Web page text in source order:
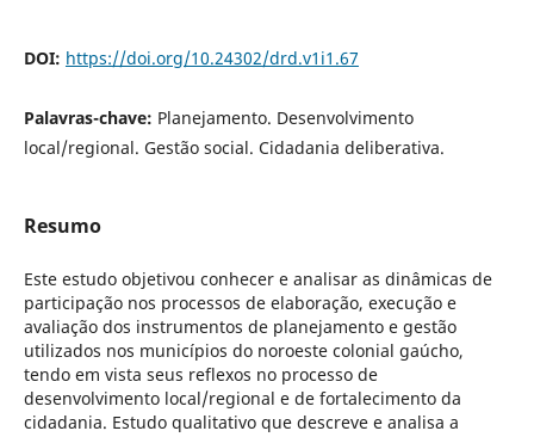
DOI: https://doi.org/10.24302/drd.v1i1.67
Palavras-chave: Planejamento. Desenvolvimento
local/regional. Gestão social. Cidadania deliberativa.
Resumo
Este estudo objetivou conhecer e analisar as dinâmicas de
participação nos processos de elaboração, execução e
avaliação dos instrumentos de planejamento e gestão
utilizados nos municípios do noroeste colonial gaúcho,
tendo em vista seus reflexos no processo de
desenvolvimento local/regional e de fortalecimento da
cidadania. Estudo qualitativo que descreve e analisa a